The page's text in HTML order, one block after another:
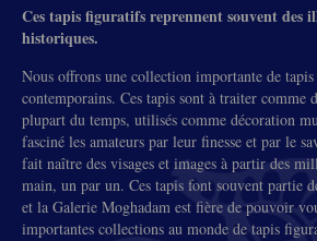
Ces tapis figuratifs reprennent souvent des
historiques.
Nous offrons une collection importante de
contemporains. Ces tapis sont à traiter comme
plupart du temps, utilisés comme décoration
fasciné les amateurs par leur finesse et par le
fait naître des visages et images à partir des
main, un par un. Ces tapis font souvent partie
et la Galerie Moghadam est fière de pouvoir
importantes collections au monde de tapis